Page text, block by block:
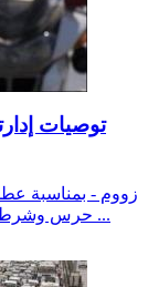
توصيات
حرس وشرطة المرور بوزارة الدّاخليّة أنّ عديد الطّرقات ست ...